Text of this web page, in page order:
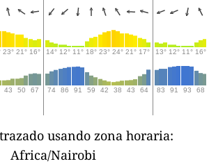
23° 21° 16° 14° 12° 11° 18° 23° 24° 21° 17° 13° 12° 11° 16°
43 50 67 74 86 91 59 42 38 43 64 83 91 93 68
usando zona horaria:
Africa/Nairobi